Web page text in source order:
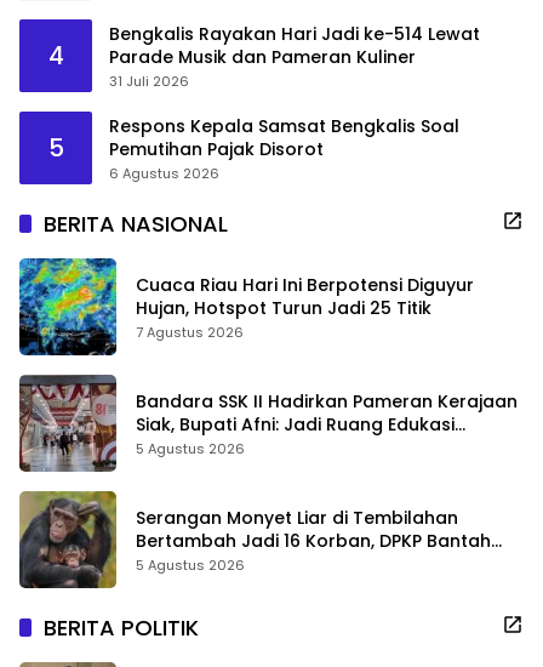
4
Bengkalis Rayakan Hari Jadi ke-514 Lewat
Parade Musik dan Pameran Kuliner
31 Juli 2026
5
Respons Kepala Samsat Bengkalis Soal
Pemutihan Pajak Disorot
6 Agustus 2026
BERITA NASIONAL
Cuaca Riau Hari Ini Berpotensi Diguyur
Hujan, Hotspot Turun Jadi 25 Titik
7 Agustus 2026
Bandara SSK II Hadirkan Pameran Kerajaan
Siak, Bupati Afni: Jadi Ruang Edukasi
Sejarah Riau
5 Agustus 2026
Serangan Monyet Liar di Tembilahan
Bertambah Jadi 16 Korban, DPKP Bantah
Video Gerombolan Viral
5 Agustus 2026
BERITA POLITIK